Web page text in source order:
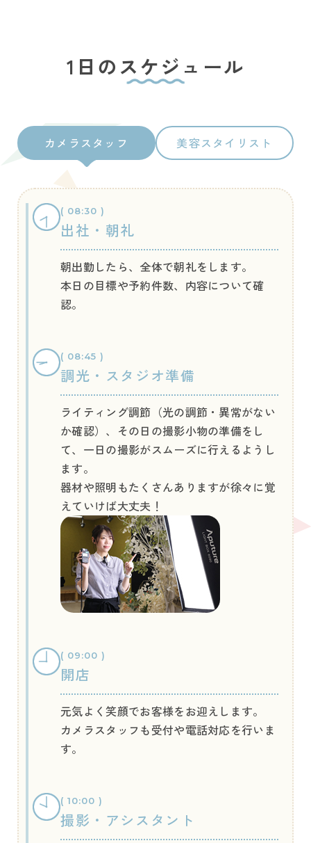
1日のスケジュール
カメラスタッフ 美容スタイリスト
( 08:30 )
出社・朝礼
朝出勤したら、全体で朝礼をします。
本日の目標や予約件数、内容について確
認。
( 08:45 )
調光・スタジオ準備
ライティング調節（光の調節・異常がない
か確認）、その日の撮影小物の準備をし
て、一日の撮影がスムーズに行えるようし
ます。
器材や照明もたくさんありますが徐々に覚
えていけば大丈夫！
( 09:00 )
開店
元気よく笑顔でお客様をお迎えします。
カメラスタッフも受付や電話対応を行いま
す。
( 10:00 )
撮影・アシスタント